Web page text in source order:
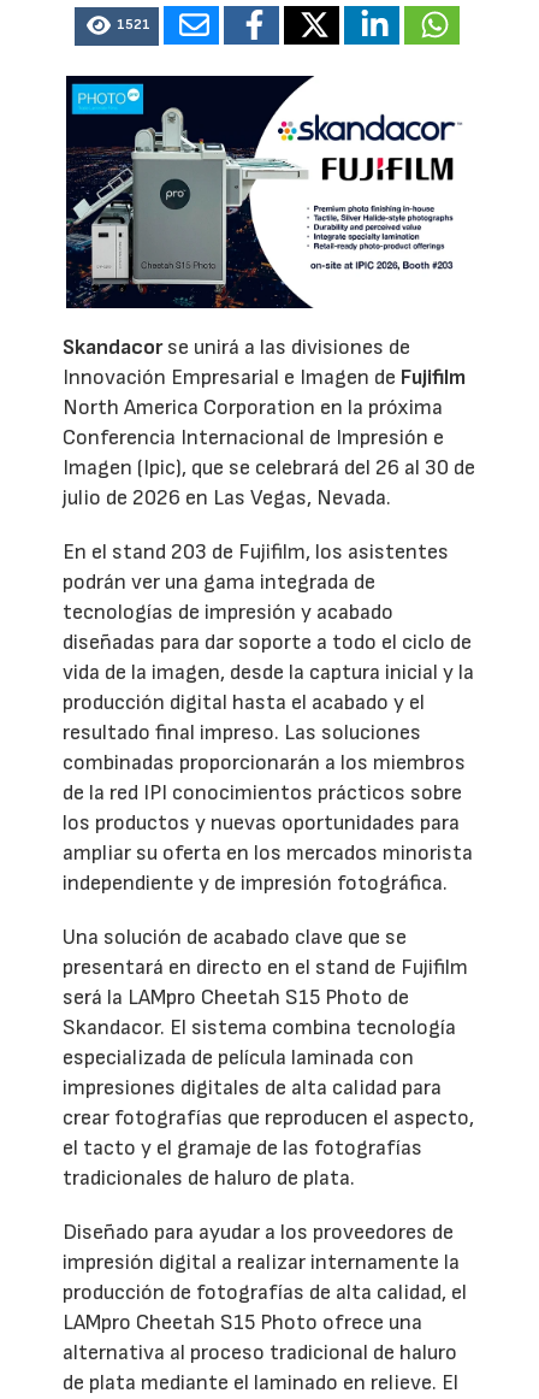
1521
Skandacorse unirá a las divisiones de
Innovación Empresarial e Imagen de Fujifilm
North America Corporation en la próxima
Conferencia Internacional de Impresión e
Imagen (Ipic), que se celebrará del 26 al 30 de
julio de 2026 en Las Vegas, Nevada.
En el stand 203 de Fujifilm, los asistentes
podrán ver una gama integrada de
tecnologías de impresión y acabado
diseñadas para dar soporte a todo el ciclo de
vida de la imagen, desde la captura inicial y la
producción digital hasta el acabado y el
resultado final impreso. Las soluciones
combinadas proporcionarán a los miembros
de la red IPI conocimientos prácticos sobre
los productos y nuevas oportunidades para
ampliar su oferta en los mercados minorista
independiente y de impresión fotográfica.
Una solución de acabado clave que se
presentará en directo en el stand de Fujifilm
será la LAMpro Cheetah S15 Photo de
Skandacor. El sistema combina tecnología
especializada de película laminada con
impresiones digitales de alta calidad para
crear fotografías que reproducen el aspecto,
el tacto y el gramaje de las fotografías
tradicionales de haluro de plata.
Diseñado para ayudar a los proveedores de
impresión digital a realizar internamente la
producción de fotografías de alta calidad, el
LAMpro Cheetah S15 Photo ofrece una
alternativa al proceso tradicional de haluro
de plata mediante el laminado en relieve. El